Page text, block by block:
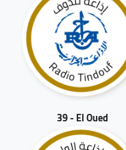
39 - El Oued